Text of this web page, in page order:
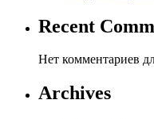
Recent
Нет комментариев
Archives